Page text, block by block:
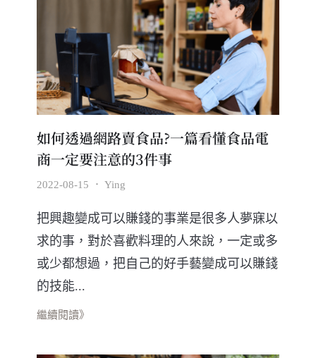
如何透過網路賣食品?一篇看懂食品電
商一定要注意的3件事
2022-08-15 ． Ying
把興趣變成可以賺錢的事業是很多人夢寐以
求的事，對於喜歡料理的人來說，一定或多
或少都想過，把自己的好手藝變成可以賺錢
的技能...
繼續閱讀》